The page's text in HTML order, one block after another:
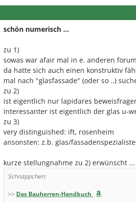
schön numerisch ...
zu 1)
sowas war afair mal in e. anderen
da hatte sich auch einen konstruktiv
mal nach "glasfassade" (oder so ..)
zu 2)
ist eigentlich nur lapidares
interessanter ist eigentlich der glas u-
zu 3)
very distinguished: ift, rosenheim
ansonsten: z.b. glas/
kurze stellungnahme zu 2) erwünscht ...
Schnäppchen:
>> Das Bauherren-Handbuch